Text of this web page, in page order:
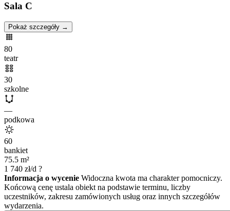
Sala C
Pokaż szczegóły →
80
teatr
30
szkolne
—
podkowa
60
bankiet
75.5 m²
1 740 zł/d ?
Informacja o wycenie Widoczna kwota ma charakter pomocniczy.
Końcową cenę ustala obiekt na podstawie terminu, liczby
uczestników, zakresu zamówionych usług oraz innych szczegółów
wydarzenia.